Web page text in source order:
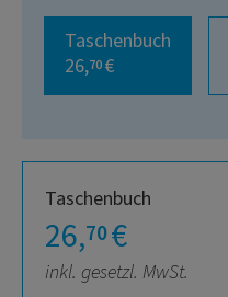
Taschenbuch
26,70 €
Taschenbuch
26,70€
inkl. gesetzl. MwSt.